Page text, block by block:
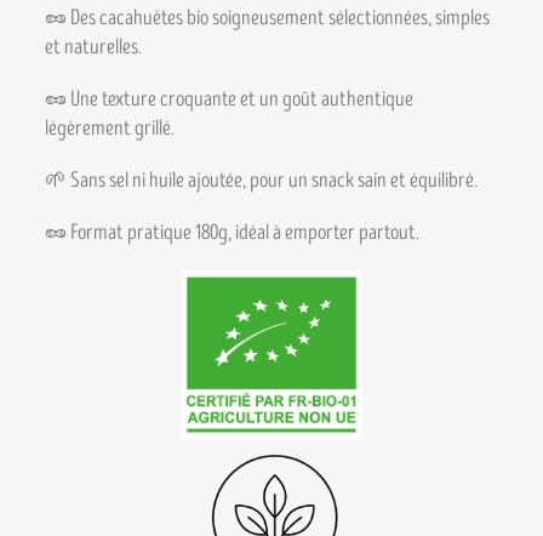
🥜 Des cacahuètes bio soigneusement sélectionnées, simples
et naturelles.
🥜 Une texture croquante et un goût authentique
légèrement grillé.
🌱 Sans sel ni huile ajoutée, pour un snack sain et équilibré.
🥜 Format pratique 180g, idéal à emporter partout.